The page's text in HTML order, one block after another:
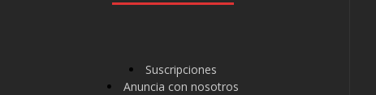
Suscripciones
Anuncia con nosotros